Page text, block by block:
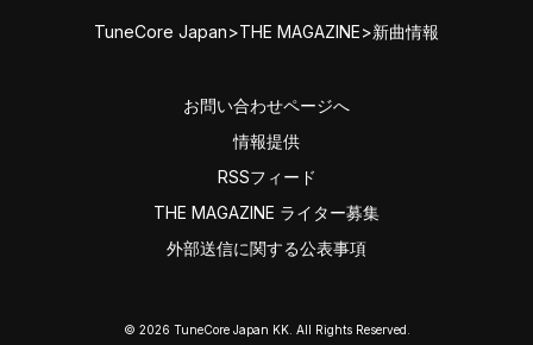
TuneCore Japan>THE MAGAZINE>新曲情報
お問い合わせページへ
情報提供
RSSフィード
THE MAGAZINE ライター募集
外部送信に関する公表事項
© 2026 TuneCore Japan KK. All Rights Reserved.